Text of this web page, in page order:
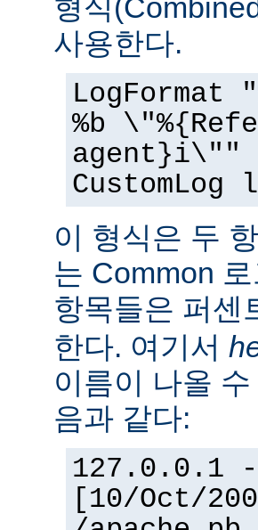
형식
사용한다.
LogFormat
%b
agent}i\""
CustomLog
이 형식은 두
는 Common
항목들은 퍼센
한다. 여기서
이름이 나올
음과 같다:
127.0.0.1
[10/Oct/